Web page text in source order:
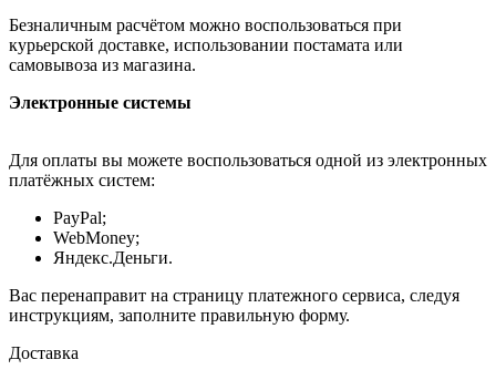
Безналичным расчётом можно воспользоваться при
курьерской доставке, использовании постамата или
самовывоза из магазина.
Электронные системы
Для оплаты вы можете воспользоваться одной из электронных
платёжных систем:
PayPal;
WebMoney;
Яндекс.Деньги.
Вас перенаправит на страницу платежного сервиса, следуя
инструкциям, заполните правильную форму.
Доставка